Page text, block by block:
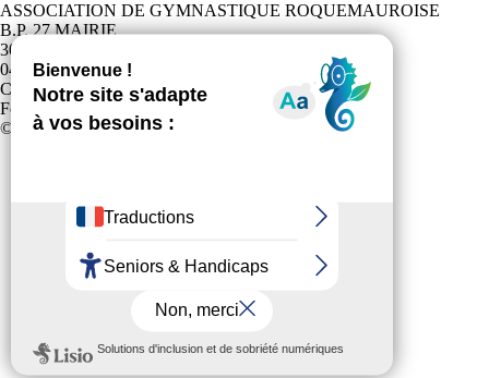
ASSOCIATION DE GYMNASTIQUE ROQUEMAUROISE
B.P. 27 MAIRIE
30150 ROQUEMAURE
04 66 82 66 08
Club affilié à la
Fédération Française Sports pour Tous
© 2024 Tous Droits Réservés